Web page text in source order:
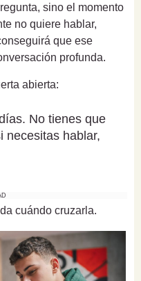
sino el momento
no quiere hablar,
que ese
profunda.
abierta:
No tienes que
necesitas hablar,
cuándo cruzarla.